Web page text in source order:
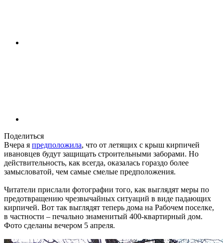
Поделиться
Вчера я предположила, что от летящих с крыш кирпичей
ивановцев будут защищать строительными заборами. Но
действительность, как всегда, оказалась гораздо более
замысловатой, чем самые смелые предположения.
Читатели прислали фотографии того, как выглядят меры по
предотвращению чрезвычайных ситуаций в виде падающих
кирпичей. Вот так выглядят теперь дома на Рабочем поселке,
в частности – печально знаменитый 400-квартирный дом.
Фото сделаны вечером 5 апреля.